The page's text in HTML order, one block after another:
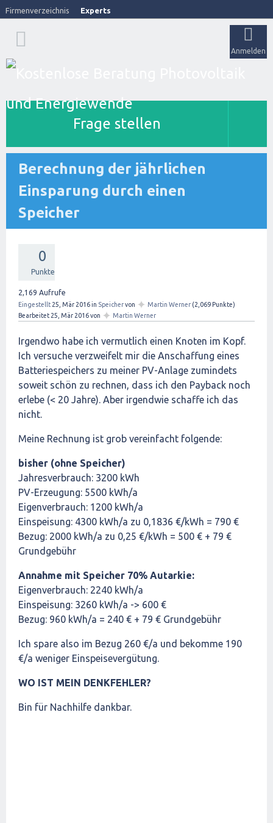
Firmenverzeichnis Experts
Anmelden
Frage stellen
Berechnung der jährlichen
Einsparung durch einen
Speicher
0
Punkte
2,169 Aufrufe
Eingestellt 25, Mär 2016in Speichervon ✦ Martin Werner (2,069 Punkte)
Bearbeitet 25, Mär 2016von ✦ Martin Werner
Irgendwo habe ich vermutlich einen Knoten im Kopf.
Ich versuche verzweifelt mir die Anschaffung eines
Batteriespeichers zu meiner PV-Anlage zumindets
soweit schön zu rechnen, dass ich den Payback noch
erlebe (< 20 Jahre). Aber irgendwie schaffe ich das
nicht.
Meine Rechnung ist grob vereinfacht folgende:
bisher (ohne Speicher)
Jahresverbrauch: 3200 kWh
PV-Erzeugung: 5500 kWh/a
Eigenverbrauch: 1200 kWh/a
Einspeisung: 4300 kWh/a zu 0,1836 €/kWh = 790 €
Bezug: 2000 kWh/a zu 0,25 €/kWh = 500 € + 79 €
Grundgebühr
Annahme mit Speicher 70% Autarkie:
Eigenverbrauch: 2240 kWh/a
Einspeisung: 3260 kWh/a -> 600 €
Bezug: 960 kWh/a = 240 € + 79 € Grundgebühr
Ich spare also im Bezug 260 €/a und bekomme 190
€/a weniger Einspeisevergütung.
WO IST MEIN DENKFEHLER?
Bin für Nachhilfe dankbar.